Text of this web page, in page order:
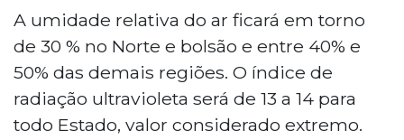
A umidade relativa do ar ficará em torno
de 30 % no Norte e bolsão e entre 40% e
50% das demais regiões. O índice de
radiação ultravioleta será de 13 a 14 para
todo Estado, valor considerado extremo.